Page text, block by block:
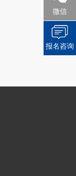
微信
报名咨询